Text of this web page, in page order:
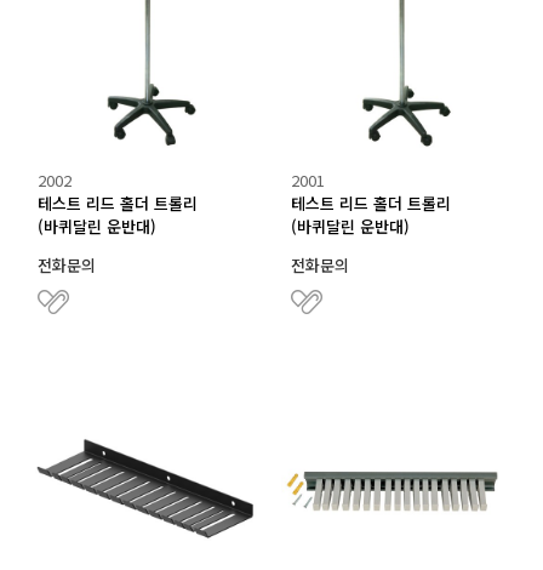
2002
테스트 리드 홀더 트롤리
(바퀴달린 운반대)
전화문의
2001
테스트 리드 홀더 트롤리
(바퀴달린 운반대)
전화문의